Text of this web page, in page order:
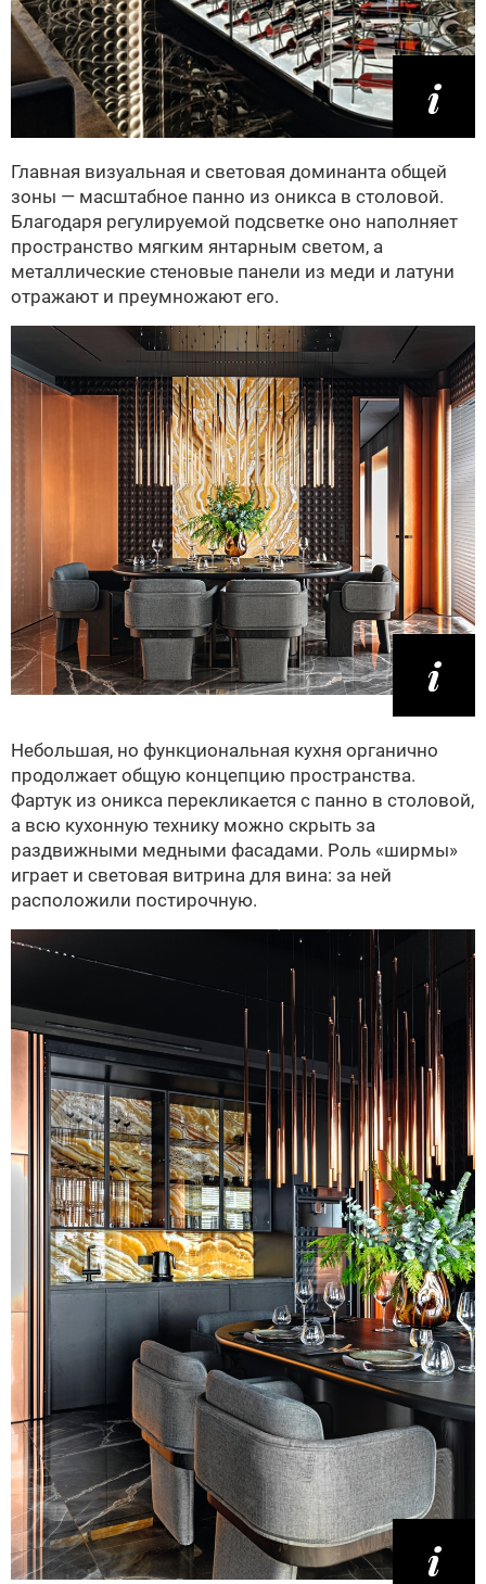
Главная визуальная и световая доминанта общей
зоны — масштабное панно из оникса в столовой.
Благодаря регулируемой подсветке оно наполняет
пространство мягким янтарным светом, а
металлические стеновые панели из меди и латуни
отражают и преумножают его.
Небольшая, но функциональная кухня органично
продолжает общую концепцию пространства.
Фартук из оникса перекликается с панно в столовой,
а всю кухонную технику можно скрыть за
раздвижными медными фасадами. Роль «ширмы»
играет и световая витрина для вина: за ней
расположили постирочную.